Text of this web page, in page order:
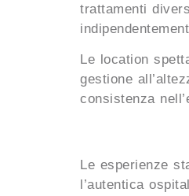
trattamenti
Le location
gestione
consistenza
Le esperienze
l’autentica